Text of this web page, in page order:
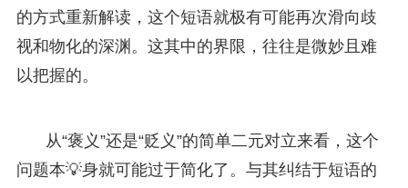
的方式重新解读，这个短语就极有可能再次滑向歧
视和物化的深渊。这其中的界限，往往是微妙且难
以把握的。
从“褒义”还是“贬义”的简单二元对立来看，这个
问题本💡身就可能过于简化了。与其纠结于短语的